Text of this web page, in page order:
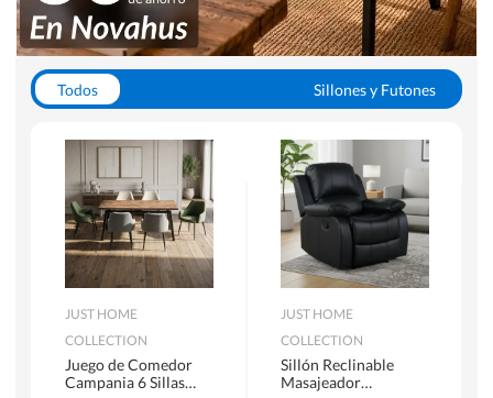
Todos
Sillones y Futones
Escritorios y Sillas PC
Racks y Muebles TV
Alfombras
JUST HOME
COLLECTION
Juego de Comedor
Campania 6 Sillas
JUST HOME
COLLECTION
Sillón Reclinable
Masajeador